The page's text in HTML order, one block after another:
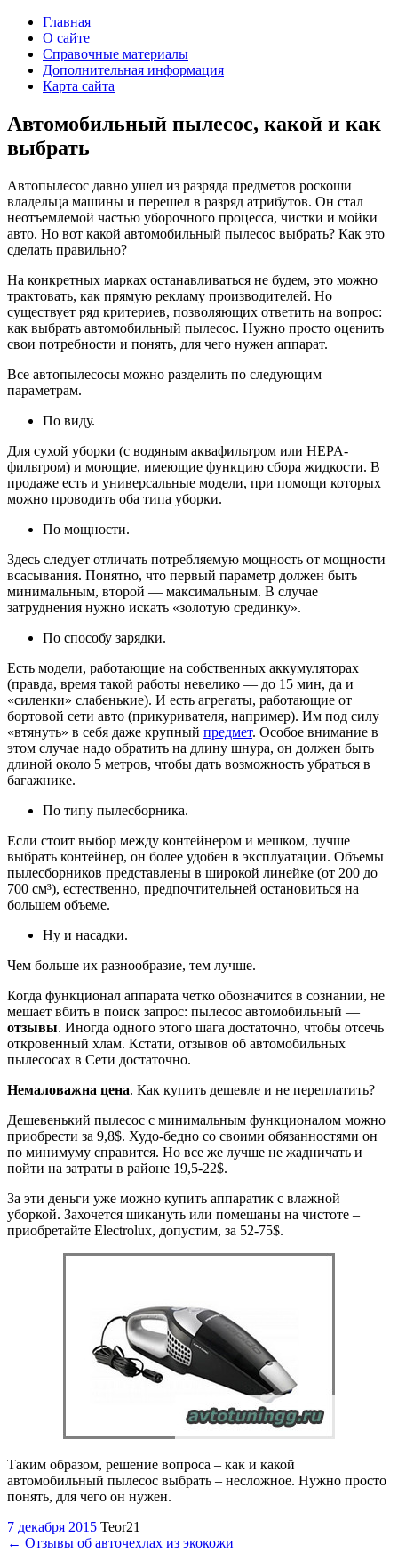
Главная
О сайте
Справочные материалы
Дополнительная информация
Карта сайта
Автомобильный пылесос, какой и как
выбрать
Автопылесос давно ушел из разряда предметов роскоши
владельца машины и перешел в разряд атрибутов. Он стал
неотъемлемой частью уборочного процесса, чистки и мойки
авто. Но вот какой автомобильный пылесос выбрать? Как это
сделать правильно?
На конкретных марках останавливаться не будем, это можно
трактовать, как прямую рекламу производителей. Но
существует ряд критериев, позволяющих ответить на вопрос:
как выбрать автомобильный пылесос. Нужно просто оценить
свои потребности и понять, для чего нужен аппарат.
Все автопылесосы можно разделить по следующим
параметрам.
По виду.
Для сухой уборки (с водяным аквафильтром или HEPA-
фильтром) и моющие, имеющие функцию сбора жидкости. В
продаже есть и универсальные модели, при помощи которых
можно проводить оба типа уборки.
По мощности.
Здесь следует отличать потребляемую мощность от мощности
всасывания. Понятно, что первый параметр должен быть
минимальным, второй — максимальным. В случае
затруднения нужно искать «золотую срединку».
По способу зарядки.
Есть модели, работающие на собственных аккумуляторах
(правда, время такой работы невелико — до 15 мин, да и
«силенки» слабенькие). И есть агрегаты, работающие от
бортовой сети авто (прикуривателя, например). Им под силу
«втянуть» в себя даже крупный предмет. Особое внимание в
этом случае надо обратить на длину шнура, он должен быть
длиной около 5 метров, чтобы дать возможность убраться в
багажнике.
По типу пылесборника.
Если стоит выбор между контейнером и мешком, лучше
выбрать контейнер, он более удобен в эксплуатации. Объемы
пылесборников представлены в широкой линейке (от 200 до
700 см³), естественно, предпочтительней остановиться на
большем объеме.
Ну и насадки.
Чем больше их разнообразие, тем лучше.
Когда функционал аппарата четко обозначится в сознании, не
мешает вбить в поиск запрос: пылесос автомобильный —
отзывы. Иногда одного этого шага достаточно, чтобы отсечь
откровенный хлам. Кстати, отзывов об автомобильных
пылесосах в Сети достаточно.
Немаловажна цена. Как купить дешевле и не переплатить?
Дешевенький пылесос с минимальным функционалом можно
приобрести за 9,8$. Худо-бедно со своими обязанностями он
по минимуму справится. Но все же лучше не жадничать и
пойти на затраты в районе 19,5-22$.
За эти деньги уже можно купить аппаратик с влажной
уборкой. Захочется шикануть или помешаны на чистоте –
приобретайте Electrolux, допустим, за 52-75$.
Таким образом, решение вопроса – как и какой
автомобильный пылесос выбрать – несложное. Нужно просто
понять, для чего он нужен.
7 декабря 2015 Teor21
← Отзывы об авточехлах из экокожи